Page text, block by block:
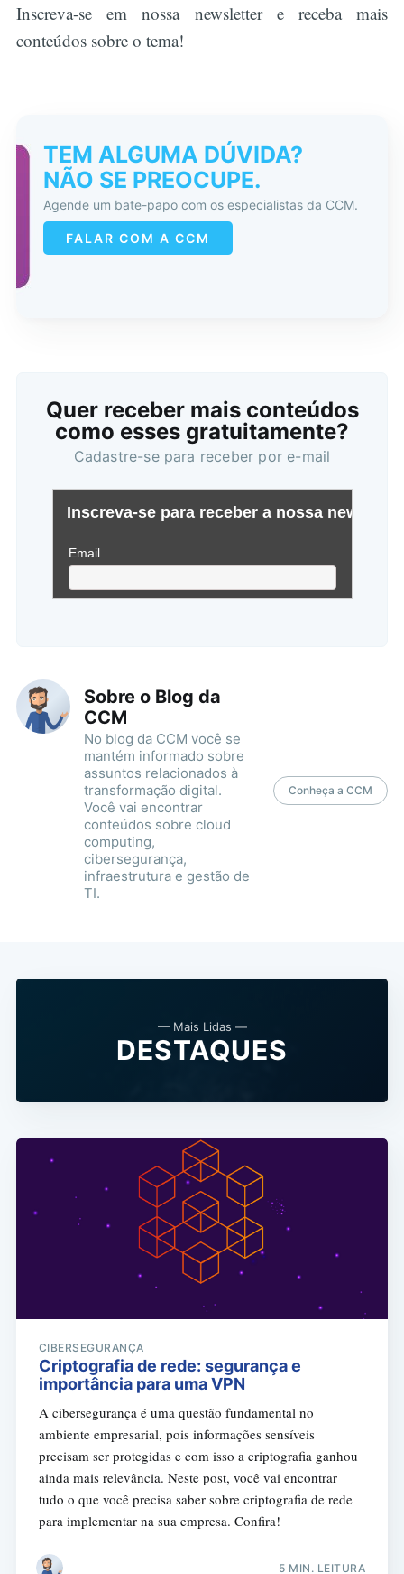
Inscreva-se em nossa newsletter e receba mais
conteúdos sobre o tema!
TEM ALGUMA DÚVIDA?
NÃO SE PREOCUPE.
Agende um bate-papo com os especialistas da CCM.
FALAR COM A CCM
Quer receber mais conteúdos
como esses gratuitamente?
Cadastre-se para receber por e-mail
Sobre o Blog da
CCM
No blog da CCM você se
mantém informado sobre
assuntos relacionados à
transformação digital.
Você vai encontrar
conteúdos sobre cloud
computing,
cibersegurança,
infraestrutura e gestão de
TI.
Conheça a CCM
— Mais Lidas —
DESTAQUES
CIBERSEGURANÇA
Criptografia de rede: segurança e
importância para uma VPN
A cibersegurança é uma questão fundamental no
ambiente empresarial, pois informações sensíveis
precisam ser protegidas e com isso a criptografia ganhou
ainda mais relevância. Neste post, você vai encontrar
tudo o que você precisa saber sobre criptografia de rede
para implementar na sua empresa. Confira!
5 MIN. LEITURA